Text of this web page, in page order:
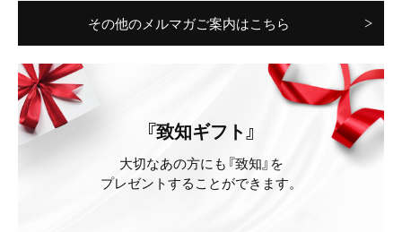
その他のメルマガご案内はこちら
『致知ギフト』
大切なあの方にも『致知』を
プレゼントすることができます。